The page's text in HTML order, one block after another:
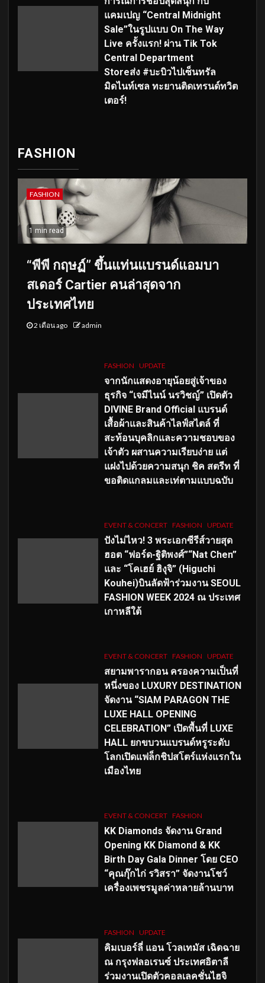
แคมเปญ “Central Midnight
Sale”ในรูปแบบ On The Way
Live ครั้งแรก! ผ่าน Tik Tok
Central Department
Storeส่ง #บะบิวไปเซ็นทรัล
มิดไนท์เซล ทะยานติดเทรนด์ทวิต
เตอร์!
FASHION
FASHION
1 min read
“พีพี กฤษฏ์” ขึ้นแท่นแบรนด์แอมบา
สเดอร์ Cartier คนล่าสุดจาก
ประเทศไทย
2 เดือน ago admin
FASHION UPDATE
จากนักแสดงอายุน้อยสู่เจ้าของ
ธุรกิจ “เจมีไนน์ นรวิชญ์” เปิดตัว
DIVINE Brand Official แบรนด์
เสื้อผ้าและสินค้าไลฟ์สไตล์ ที่
สะท้อนบุคลิกและความชอบของ
เจ้าตัว ผสานความเรียบง่าย แต่
แฝงไปด้วยความสนุก ชิค สตรีท ที่
ขอติดแกลมและเท่ตามแบบฉบับ
EVENT & CONCERT FASHION UPDATE
ปังไม่ไหว! 3 พระเอกซีรีส์วายสุด
ฮอต “ฟอร์ด-ฐิติพงศ์”“Nat Chen”
และ “โคเฮย์ ฮิงุจิ” (Higuchi
Kouhei)บินลัดฟ้าร่วมงาน SEOUL
FASHION WEEK 2024 ณ ประเทศ
เกาหลีใต้
EVENT & CONCERT FASHION UPDATE
สยามพารากอน ครองความเป็นที่
หนึ่งของ LUXURY DESTINATION
จัดงาน “SIAM PARAGON THE
LUXE HALL OPENING
CELEBRATION” เปิดพื้นที่ LUXE
HALL ยกขบวนแบรนด์หรูระดับ
โลกเปิดแฟล็กชิปสโตร์แห่งแรกใน
เมืองไทย
EVENT & CONCERT FASHION
KK Diamonds จัดงาน Grand
Opening KK Diamond & KK
Birth Day Gala Dinner โดย CEO
“คุณกุ๊กไก่ รวิสรา” จัดงานโชว์
เครื่องเพชรมูลค่าหลายล้านบาท
FASHION UPDATE
คิมเบอร์ลี่ แอน โวลเทมัส เฉิดฉาย
ณ กรุงฟลอเรนซ์ ประเทศอิตาลี
ร่วมงานเปิดตัวคอลเลคชั่นไฮจิ